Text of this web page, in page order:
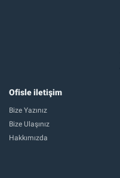
Ofisle iletişim
Bize Yazınız
Bize Ulaşınız
Hakkımızda